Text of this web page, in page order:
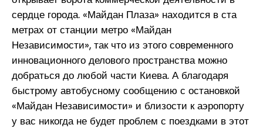
сердце города. «Майдан Плаза» находится в ста
метрах от станции метро «Майдан
Независимости», так что из этого современного
инновационного делового пространства можно
добраться до любой части Киева. А благодаря
быстрому автобусному сообщению с остановкой
«Майдан Независимости» и близости к аэропорту
у вас никогда не будет проблем с поездками в этот